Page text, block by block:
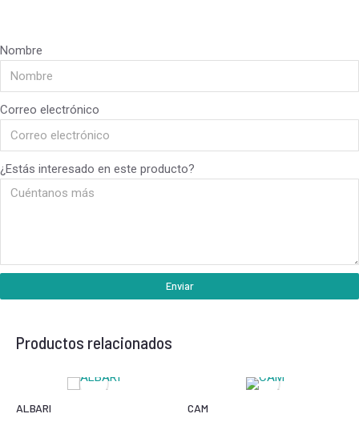
Nombre
Correo electrónico
¿Estás interesado en este producto?
Enviar
Productos relacionados
ALBARI CAM